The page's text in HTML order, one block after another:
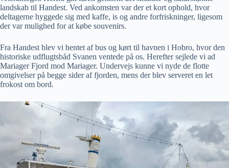
landskab til Handest. Ved ankomsten var der et kort ophold, hvor
deltagerne hyggede sig med kaffe, is og andre forfriskninger, ligesom
der var mulighed for at købe souvenirs.
Fra Handest blev vi hentet af bus og kørt til havnen i Hobro, hvor den
historiske udflugtsbåd Svanen ventede på os. Herefter sejlede vi ad
Mariager Fjord mod Mariager. Undervejs kunne vi nyde de flotte
omgivelser på begge sider af fjorden, mens der blev serveret en let
frokost om bord.